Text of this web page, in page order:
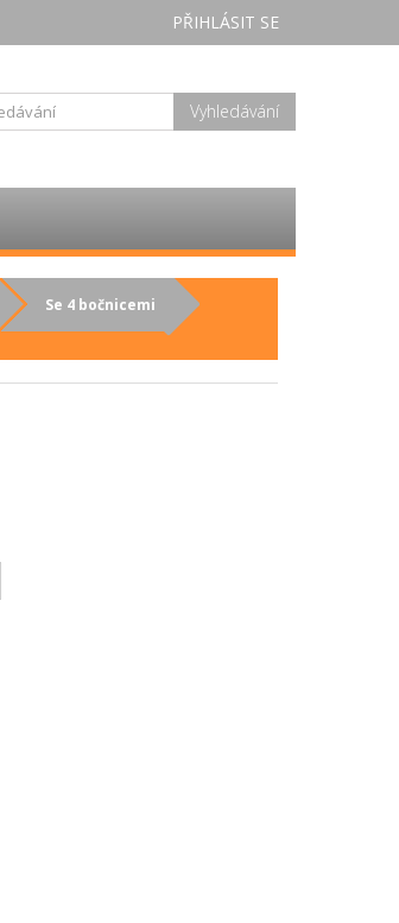
PŘIHLÁSIT SE
Vyhledávání
Se 4 bočnicemi